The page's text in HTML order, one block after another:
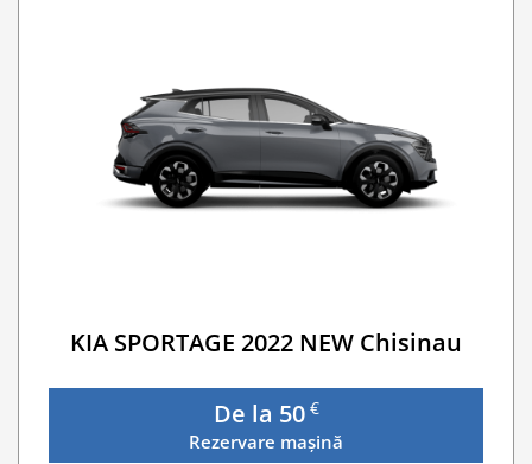
KIA SPORTAGE 2022 NEW Chisinau
De la 50 €
Rezervare mașină